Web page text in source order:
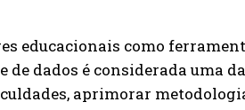
educacionais como
dados é considerada uma
aprimorar